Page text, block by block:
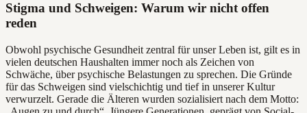
Stigma und Schweigen: Warum wir nicht offen
reden
Obwohl psychische Gesundheit zentral für unser Leben ist, gilt es in
vielen deutschen Haushalten immer noch als Zeichen von
Schwäche, über psychische Belastungen zu sprechen. Die Gründe
für das Schweigen sind vielschichtig und tief in unserer Kultur
verwurzelt. Gerade die Älteren wurden sozialisiert nach dem Motto: